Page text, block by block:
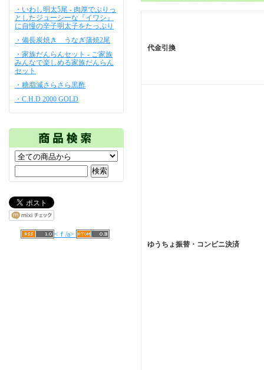
・いわし明太5尾 - 肉厚でぷりっ
としたジューシーな『イワシ』
に自慢の辛子明太子をたっぷり
・備長炭焼き うなぎ蒲焼2尾
・家族だんらんセット - ご家族
みんなで楽しめる家族だんらん
セット
・糖脂減さらさら黒酢
・C.H.D 2000 GOLD
<ｆ/a>
代金引換
ゆうちょ振替・コンビニ決済